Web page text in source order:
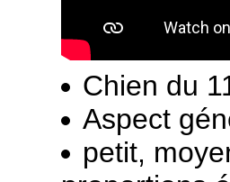
Chien du
Aspect
petit,